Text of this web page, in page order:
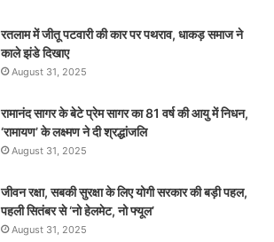
रतलाम में जीतू पटवारी की कार पर पथराव, धाकड़ समाज ने
काले झंडे दिखाए
August 31, 2025
रामानंद सागर के बेटे प्रेम सागर का 81 वर्ष की आयु में निधन,
‘रामायण’ के लक्ष्मण ने दी श्रद्धांजलि
August 31, 2025
जीवन रक्षा, सबकी सुरक्षा के लिए योगी सरकार की बड़ी पहल,
पहली सितंबर से ‘नो हेलमेट, नो फ्यूल’
August 31, 2025